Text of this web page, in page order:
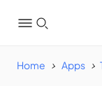
Home Apps